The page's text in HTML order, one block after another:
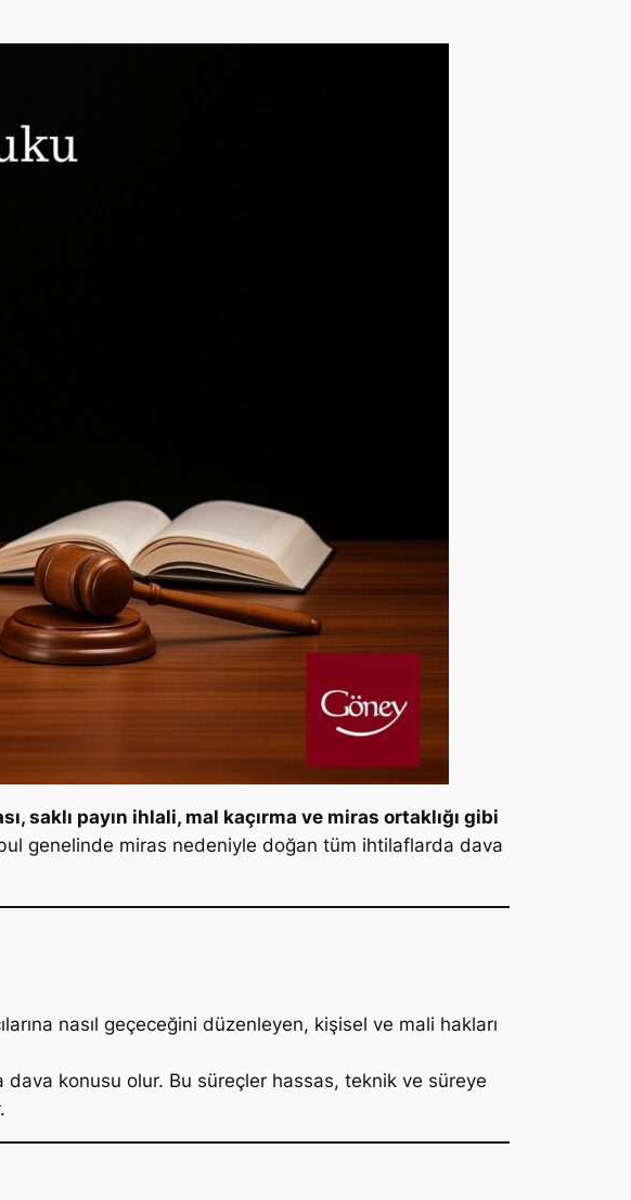
saklı payın ihlali, mal kaçırma ve miras ortaklığı gibi
genelinde miras nedeniyle doğan tüm ihtilaflarda dava
nasıl geçeceğini düzenleyen, kişisel ve mali hakları
dava konusu olur. Bu süreçler hassas, teknik ve süreye